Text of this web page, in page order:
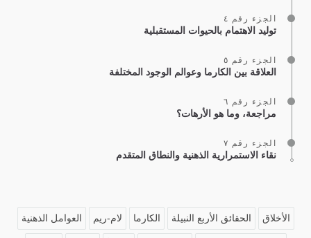
الجزء رقم ٤
توليد الاهتمام بالحيوات المستقبلية
الجزء رقم ٥
العلاقة بين الكارما وعوالم الوجود المختلفة
الجزء رقم ٦
مراجعة، وما هو الأرهات؟
الجزء رقم ٧
نقاء الاستمرارية الذهنية والنطاق المتقدم
الأخلاق الحقائق الأربع النبيلة الكارما لام-ريم العوامل الذهنية